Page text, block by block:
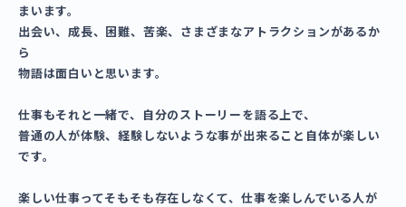
まいます。
出会い、成長、困難、苦楽、さまざまなアトラクションがあるか
ら
物語は面白いと思います。
仕事もそれと一緒で、自分のストーリーを語る上で、
普通の人が体験、経験しないような事が出来ること自体が楽しい
です。
楽しい仕事ってそもそも存在しなくて、仕事を楽しんでいる人が